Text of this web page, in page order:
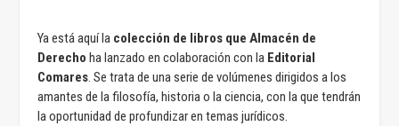
Ya está aquí la colección de libros que Almacén de
Derecho ha lanzado en colaboración con la Editorial
Comares. Se trata de una serie de volúmenes dirigidos a los
amantes de la filosofía, historia o la ciencia, con la que tendrán
la oportunidad de profundizar en temas jurídicos.